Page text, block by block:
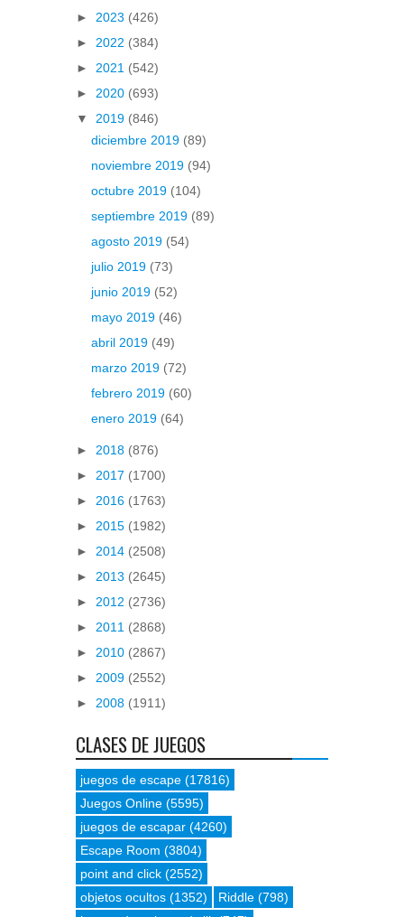
► 2023 (426)
► 2022 (384)
► 2021 (542)
► 2020 (693)
▼ 2019 (846)
diciembre 2019 (89)
noviembre 2019 (94)
octubre 2019 (104)
septiembre 2019 (89)
agosto 2019 (54)
julio 2019 (73)
junio 2019 (52)
mayo 2019 (46)
abril 2019 (49)
marzo 2019 (72)
febrero 2019 (60)
enero 2019 (64)
► 2018 (876)
► 2017 (1700)
► 2016 (1763)
► 2015 (1982)
► 2014 (2508)
► 2013 (2645)
► 2012 (2736)
► 2011 (2868)
► 2010 (2867)
► 2009 (2552)
► 2008 (1911)
CLASES DE JUEGOS
juegos de escape (17816)
Juegos Online (5595)
juegos de escapar (4260)
Escape Room (3804)
point and click (2552)
objetos ocultos (1352) Riddle (798)